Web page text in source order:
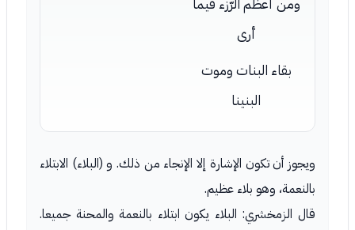
أرى
بقاء البنات وموت
البنينا
ويجوز أن تكون الإشارة إلا الإنجاء من ذلك. و (البلاء) الابتلاء
بالنعمة، وهو بلاء عظيم.
قال الزمخشري: البلاء يكون ابتلاء بالنعمة والمحنة جميعا.